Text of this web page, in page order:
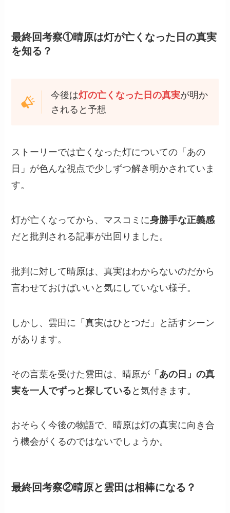
最終回考察①晴原は灯が亡くなった日の真実
を知る？
今後は灯の亡くなった日の真実が明か
されると予想
ストーリーでは亡くなった灯についての「あの
日」が色んな視点で少しずつ解き明かされていま
す。
灯が亡くなってから、マスコミに身勝手な正義感
だと批判される記事が出回りました。
批判に対して晴原は、真実はわからないのだから
言わせておけばいいと気にしていない様子。
しかし、雲田に「真実はひとつだ」と話すシーン
があります。
その言葉を受けた雲田は、晴原が 「あの日」の真
実を一人でずっと探している と気付きます。
おそらく今後の物語で、晴原は灯の真実に向き合
う機会がくるのではないでしょうか。
最終回考察②晴原と雲田は相棒になる？